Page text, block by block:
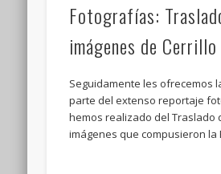
Fotografías:
imágenes de
Seguidamente les ofrecemos
parte del extenso reportaje
hemos realizado del Traslado
imágenes que compusieron la